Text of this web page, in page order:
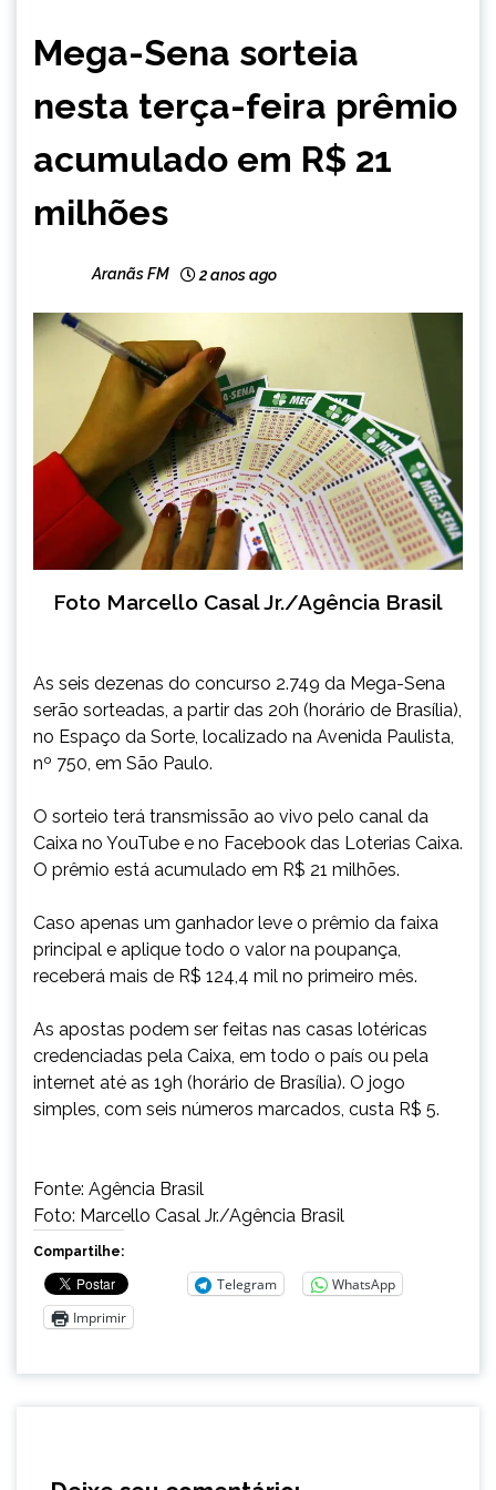
NOTÍCIAS
Mega-Sena sorteia
nesta terça-feira prêmio
acumulado em R$ 21
milhões
Aranãs FM 2 anos ago
Foto Marcello Casal Jr./Agência Brasil
As seis dezenas do concurso 2.749 da Mega-Sena
serão sorteadas, a partir das 20h (horário de Brasília),
no Espaço da Sorte, localizado na Avenida Paulista,
nº 750, em São Paulo.
O sorteio terá transmissão ao vivo pelo canal da
Caixa no YouTube e no Facebook das Loterias Caixa.
O prêmio está acumulado em R$ 21 milhões.
Caso apenas um ganhador leve o prêmio da faixa
principal e aplique todo o valor na poupança,
receberá mais de R$ 124,4 mil no primeiro mês.
As apostas podem ser feitas nas casas lotéricas
credenciadas pela Caixa, em todo o país ou pela
internet até as 19h (horário de Brasília). O jogo
simples, com seis números marcados, custa R$ 5.
Fonte: Agência Brasil
Foto: Marcello Casal Jr./Agência Brasil
Compartilhe:
Telegram
WhatsApp
Imprimir